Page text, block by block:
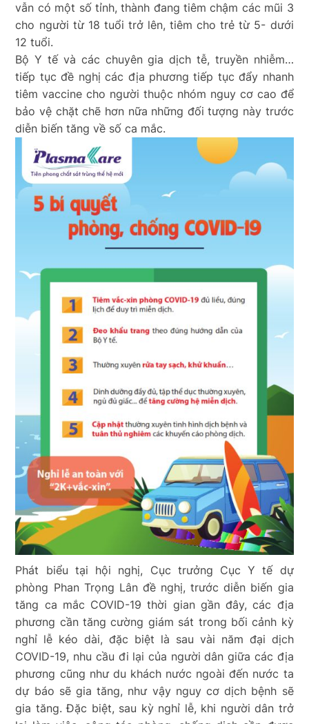
vẫn có một số tỉnh, thành đang tiêm chậm các mũi 3
cho người từ 18 tuổi trở lên, tiêm cho trẻ từ 5- dưới
12 tuổi.
Bộ Y tế và các chuyên gia dịch tễ, truyền nhiễm…
tiếp tục đề nghị các địa phương tiếp tục đẩy nhanh
tiêm vaccine cho người thuộc nhóm nguy cơ cao để
bảo vệ chặt chẽ hơn nữa những đối tượng này trước
diễn biến tăng về số ca mắc.
Phát biểu tại hội nghị, Cục trưởng Cục Y tế dự
phòng Phan Trọng Lân đề nghị, trước diễn biến gia
tăng ca mắc COVID-19 thời gian gần đây, các địa
phương cần tăng cường giám sát trong bối cảnh kỳ
nghỉ lễ kéo dài, đặc biệt là sau vài năm đại dịch
COVID-19, nhu cầu đi lại của người dân giữa các địa
phương cũng như du khách nước ngoài đến nước ta
dự báo sẽ gia tăng, như vậy nguy cơ dịch bệnh sẽ
gia tăng. Đặc biệt, sau kỳ nghỉ lễ, khi người dân trở